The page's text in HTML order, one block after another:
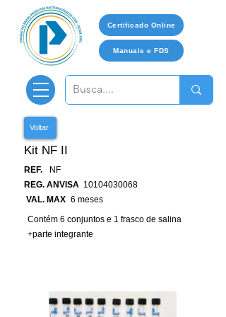
Certificado Online
Manuais e FDS
Voltar
Kit NF II
REF.
NF
REG. ANVISA 10104030068
VAL. MAX 6 meses
Contém 6 conjuntos e 1 frasco de salina
+parte integrante